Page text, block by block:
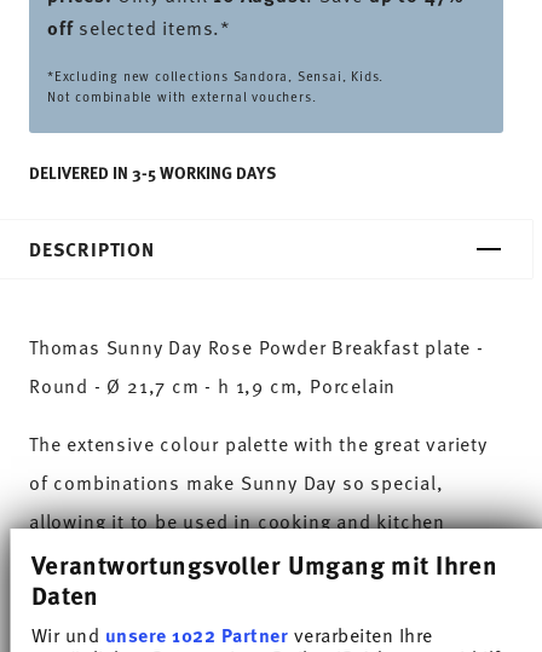
Verantwortungsvoller Umgang mit Ihren
Daten
Wir und unsere 1022 Partnerverarbeiten Ihre
offselected items.*
*Excluding new collections Sandora, Sensai, Kids.
Not combinable with external vouchers.
DELIVERED IN 3-5 WORKING DAYS
DESCRIPTION
Thomas Sunny Day Rose Powder Breakfast plate -
Round - Ø 21,7 cm - h 1,9 cm, Porcelain
The extensive colour palette with the great variety
of combinations make Sunny Day so special,
allowing it to be used in cooking and kitchen
worlds of every kind. Sunny Day’s pleasing and
cheerful style ensures that every day is simply
unique.HAVE A SUNNY DAY!